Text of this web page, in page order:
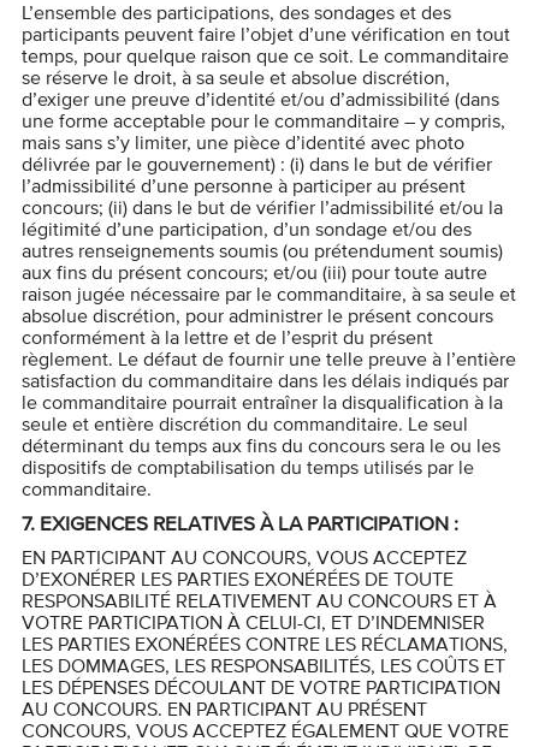
L’ensemble des participations, des sondages et des
participants peuvent faire l’objet d’une vérification en tout
temps, pour quelque raison que ce soit. Le commanditaire
se réserve le droit, à sa seule et absolue discrétion,
d’exiger une preuve d’identité et/ou d’admissibilité (dans
une forme acceptable pour le commanditaire – y compris,
mais sans s’y limiter, une pièce d’identité avec photo
délivrée par le gouvernement) : (i) dans le but de vérifier
l’admissibilité d’une personne à participer au présent
concours; (ii) dans le but de vérifier l’admissibilité et/ou la
légitimité d’une participation, d’un sondage et/ou des
autres renseignements soumis (ou prétendument soumis)
aux fins du présent concours; et/ou (iii) pour toute autre
raison jugée nécessaire par le commanditaire, à sa seule et
absolue discrétion, pour administrer le présent concours
conformément à la lettre et de l’esprit du présent
règlement. Le défaut de fournir une telle preuve à l’entière
satisfaction du commanditaire dans les délais indiqués par
le commanditaire pourrait entraîner la disqualification à la
seule et entière discrétion du commanditaire. Le seul
déterminant du temps aux fins du concours sera le ou les
dispositifs de comptabilisation du temps utilisés par le
commanditaire.
7. EXIGENCES RELATIVES À LA PARTICIPATION :
EN PARTICIPANT AU CONCOURS, VOUS ACCEPTEZ
D’EXONÉRER LES PARTIES EXONÉRÉES DE TOUTE
RESPONSABILITÉ RELATIVEMENT AU CONCOURS ET À
VOTRE PARTICIPATION À CELUI-CI, ET D’INDEMNISER
LES PARTIES EXONÉRÉES CONTRE LES RÉCLAMATIONS,
LES DOMMAGES, LES RESPONSABILITÉS, LES COÛTS ET
LES DÉPENSES DÉCOULANT DE VOTRE PARTICIPATION
AU CONCOURS. EN PARTICIPANT AU PRÉSENT
CONCOURS, VOUS ACCEPTEZ ÉGALEMENT QUE VOTRE